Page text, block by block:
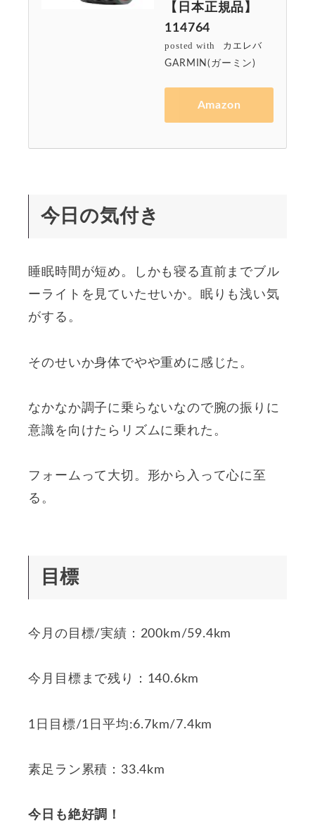
【日本正規品】
114764
posted with
カエレバ
GARMIN(ガーミン)
Amazon
今日の気付き
睡眠時間が短め。しかも寝る直前までブル
ーライトを見ていたせいか。眠りも浅い気
がする。
そのせいか身体でやや重めに感じた。
なかなか調子に乗らないなので腕の振りに
意識を向けたらリズムに乗れた。
フォームって大切。形から入って心に至
る。
目標
今月の目標/実績：200km/59.4km
今月目標まで残り：140.6km
1日目標/1日平均:6.7km/7.4km
素足ラン累積：33.4km
今日も絶好調！